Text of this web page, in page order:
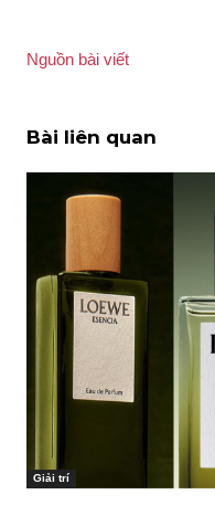
Nguồn bài viết
Bài liên quan
Giải trí